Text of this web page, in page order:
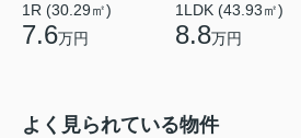
1R (30.29㎡)
7.6万円
1LDK (43.93㎡)
8.8万円
よく見られている物件